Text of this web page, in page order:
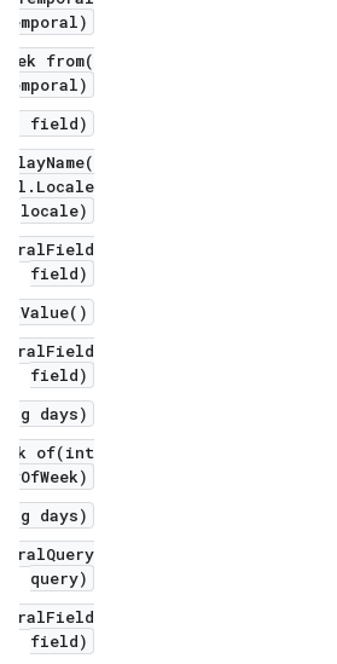
temporal)
from(
field)
locale)
field)
field)
days)
of(int
days)
query)
field)